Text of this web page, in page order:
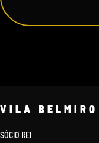
VILA BELMIRO
SÓCIO REI